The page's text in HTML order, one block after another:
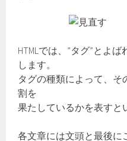
HTMLでは、”タグ”とよ
します。
タグの種類によって、そ
割を
果たしているかを表すと
各文章には文頭と最後に